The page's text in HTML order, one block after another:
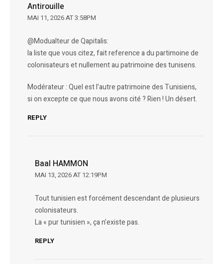
Antirouille
MAI 11, 2026 AT 3:58PM
@Modualteur de Qapitalis:
la liste que vous citez, fait reference a du partimoine de
colonisateurs et nullement au patrimoine des tunisens.
Modérateur : Quel est l’autre patrimoine des Tunisiens,
si on excepte ce que nous avons cité ? Rien ! Un désert.
REPLY
Baal HAMMON
MAI 13, 2026 AT 12:19PM
Tout tunisien est forcément descendant de plusieurs
colonisateurs.
La « pur tunisien », ça n’existe pas.
REPLY